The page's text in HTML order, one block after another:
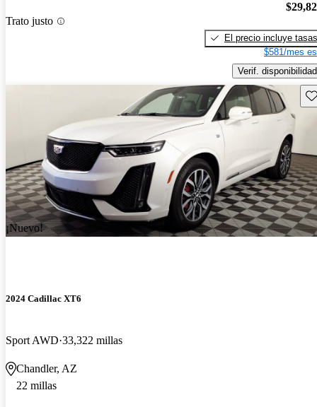
Trato justo
El precio incluye tasas
$581/mes
Verif. disponibilidad
¡Nuevo!
2024 Cadillac XT6
Sport AWD 33,322 millas
Chandler, AZ
22 millas